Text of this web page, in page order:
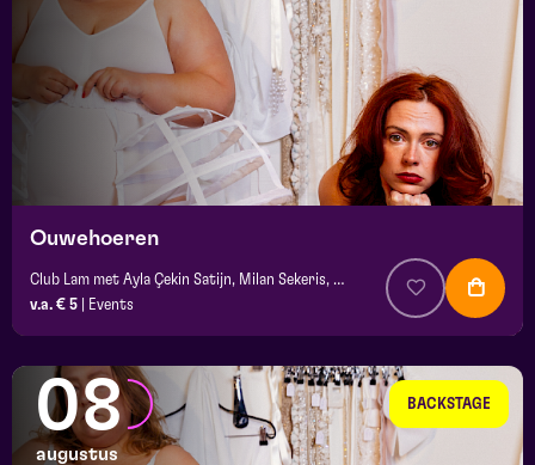
Ouwehoeren
Club Lam met Ayla Çekin Satijn, Milan Sekeris, e.a.
v.a. € 5
Events
BACKSTAGE
08
augustus